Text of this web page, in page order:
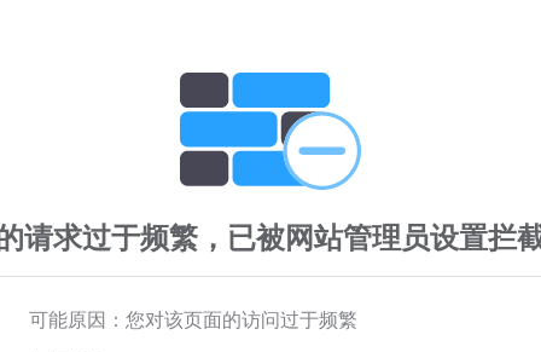
请求过于频繁，已被网站管理员设置拦
可能原因：您对该页面的访问过于频繁